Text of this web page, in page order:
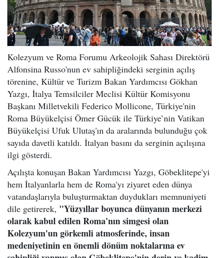
Kolezyum ve Roma Forumu Arkeolojik Sahası Direktörü
Alfonsina Russo'nun ev sahipliğindeki serginin açılış
törenine, Kültür ve Turizm Bakan Yardımcısı Gökhan
Yazgı, İtalya Temsilciler Meclisi Kültür Komisyonu
Başkanı Milletvekili Federico Mollicone, Türkiye'nin
Roma Büyükelçisi Ömer Gücük ile Türkiye’nin Vatikan
Büyükelçisi Ufuk Ulutaş'ın da aralarında bulunduğu çok
sayıda davetli katıldı. İtalyan basını da serginin açılışına
ilgi gösterdi.
Açılışta konuşan Bakan Yardımcısı Yazgı, Göbeklitepe'yi
hem İtalyanlarla hem de Roma'yı ziyaret eden dünya
vatandaşlarıyla buluşturmaktan duydukları memnuniyeti
dile getirerek, "Yüzyıllar boyunca dünyanın merkezi
olarak kabul edilen Roma'nın simgesi olan
Kolezyum'un görkemli atmosferinde, insan
medeniyetinin en önemli dönüm noktalarına ev